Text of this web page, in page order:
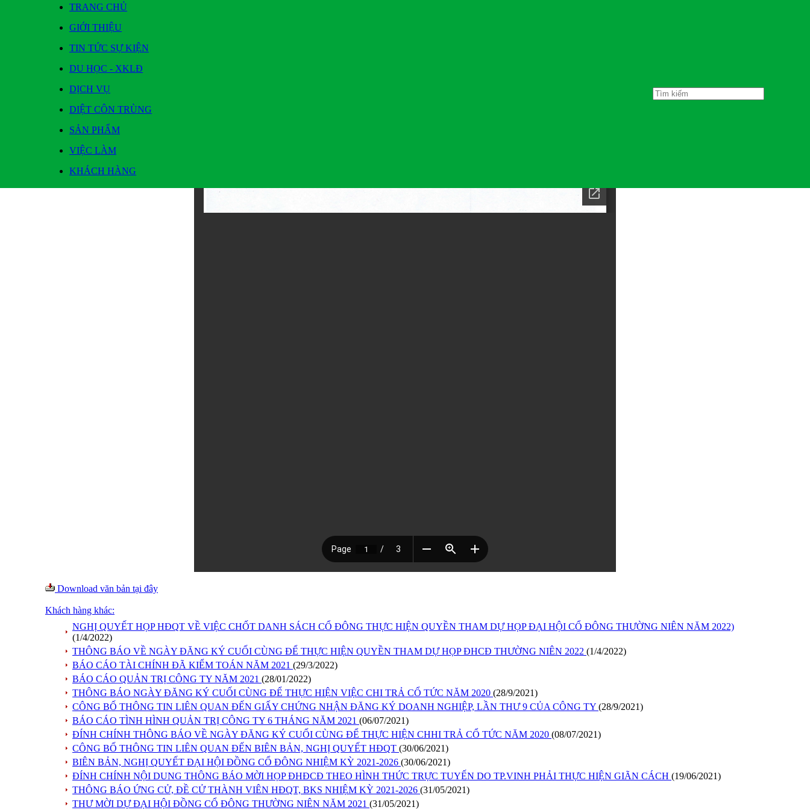
TRANG CHỦ
GIỚI THIỆU
TIN TỨC SỰ KIỆN
DU HỌC - XKLĐ
DỊCH VỤ
DIỆT CÔN TRÙNG
SẢN PHẨM
VIỆC LÀM
KHÁCH HÀNG
KHÁCH HÀNG | DIỆT DÁN TẬN GỐC
BÁO CÁO TÌNH HÌNH QUẢN TRỊ CÔNG TY 6 THÁNG NĂM 2021
Tin đăng ngày: 06/07/2021 - Xem: 2759
Download văn bản tại đây
Khách hàng khác:
NGHỊ QUYẾT HỌP HĐQT VỀ VIỆC CHỐT DANH SÁCH CỔ ĐÔNG THỰC HIỆN QUYỀN THAM DỰ HỌP ĐẠI HỘI CỔ ĐÔNG THƯỜNG NIÊN NĂM 2022)
(1/4/2022)
THÔNG BÁO VỀ NGÀY ĐĂNG KÝ CUỐI CÙNG ĐỂ THỰC HIỆN QUYỀN THAM DỰ HỌP ĐHCĐ THƯỜNG NIÊN 2022 (1/4/2022)
BÁO CÁO TÀI CHÍNH ĐÃ KIỂM TOÁN NĂM 2021 (29/3/2022)
BÁO CÁO QUẢN TRỊ CÔNG TY NĂM 2021 (28/01/2022)
THÔNG BÁO NGÀY ĐĂNG KÝ CUỐI CÙNG ĐỂ THỰC HIỆN VIỆC CHI TRẢ CỔ TỨC NĂM 2020 (28/9/2021)
CÔNG BỐ THÔNG TIN LIÊN QUAN ĐẾN GIẤY CHỨNG NHẬN ĐĂNG KÝ DOANH NGHIỆP, LẦN THƯ 9 CỦA CÔNG TY (28/9/2021)
BÁO CÁO TÌNH HÌNH QUẢN TRỊ CÔNG TY 6 THÁNG NĂM 2021 (06/07/2021)
ĐÍNH CHÍNH THÔNG BÁO VỀ NGÀY ĐĂNG KÝ CUỐI CÙNG ĐỂ THỰC HIỆN CHHI TRẢ CỔ TỨC NĂM 2020 (08/07/2021)
CÔNG BỐ THÔNG TIN LIÊN QUAN ĐẾN BIÊN BẢN, NGHỊ QUYẾT HĐQT (30/06/2021)
BIÊN BẢN, NGHỊ QUYẾT ĐẠI HỘI ĐỒNG CỔ ĐÔNG NHIỆM KỲ 2021-2026 (30/06/2021)
ĐÍNH CHÍNH NỘI DUNG THÔNG BÁO MỜI HỌP ĐHĐCĐ THEO HÌNH THỨC TRỰC TUYẾN DO TP.VINH PHẢI THỰC HIỆN GIÃN CÁCH (19/06/2021)
THÔNG BÁO ỨNG CỬ, ĐỀ CỬ THÀNH VIÊN HĐQT, BKS NHIỆM KỲ 2021-2026 (31/05/2021)
THƯ MỜI DỰ ĐẠI HỘI ĐỒNG CỔ ĐÔNG THƯỜNG NIÊN NĂM 2021 (31/05/2021)